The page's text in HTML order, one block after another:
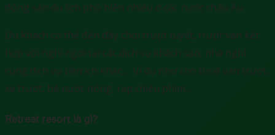
động sản du lịch phổ biến nhiều ở các nước châu Âu.
Du khách có thể đến đây chơi trượt tuyết, trượt ván kết
hợp với nghỉ ngơi tại các dịch vụ khách sạn, nhà nghỉ
cùng dịch vụ tiện ích khác,… Ví dụ như cho thuê ván trượt,
xe trượt, bể nước nóng, rạp chiếu phim,…
Retreat resort là gì?